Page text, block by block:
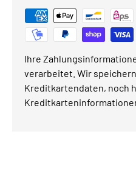
Ihre
verarbeitet. Wir
Kreditkartendaten, noch